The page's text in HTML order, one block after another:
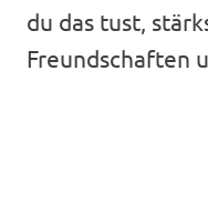
du das tust,
Freundschaften